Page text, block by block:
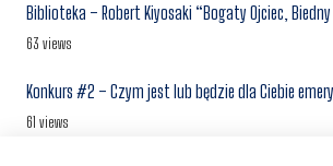
Biblioteka – Robert Kiyosaki “Bogaty Ojciec, Biedny
63 views
Konkurs #2 – Czym jest lub będzie dla Ciebie
61 views